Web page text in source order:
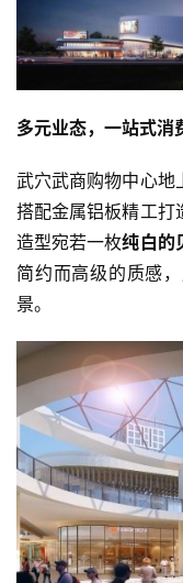
多元业态，一站式消
武穴武商购物中心地
搭配金属铝板精工打
造型宛若一枚纯白的
简约而高级的质感
景。